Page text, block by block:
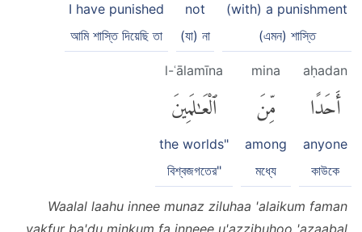
(with) a punishment
(এমন) শাস্তি
not
(যা) না
I have punished
আমি শাস্তি দিয়েছি তা
aḥadan
أَحَدًا
anyone
কাউকে
mina
مِّنَ
among
মধ্যে
l-ʿālamīna
ٱلْعَٰلَمِينَ
the worlds"
বিশ্বজগতের"
Waalal laahu innee munaz ziluhaa 'alaikum faman